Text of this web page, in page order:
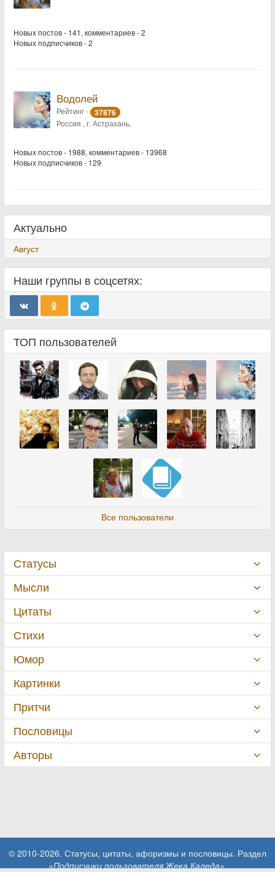
Новых постов - 141, комментариев - 2
Новых подписчиков - 2
Водолей
Рейтинг - 37876
Россия , г. Астрахань.
Новых постов - 1988, комментариев - 13968
Новых подписчиков - 129
Актуально
Август
Наши группы в соцсетях:
ТОП пользователей
Все пользователи
Статусы
Мысли
Цитаты
Стихи
Юмор
Картинки
Притчи
Пословицы
Авторы
© 2010-2026. Статусы, цитаты, афоризмы и пословицы. Раздел
«Подписчики пользователя Жека Каледа».